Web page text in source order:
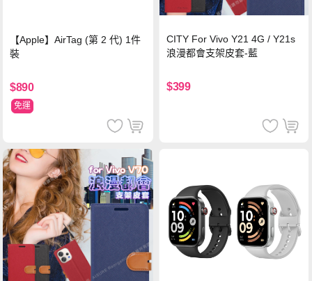
【Apple】AirTag (第 2 代) 1件
裝
$890
免運
CITY For Vivo Y21 4G / Y21s
浪漫都會支架皮套-藍
$399